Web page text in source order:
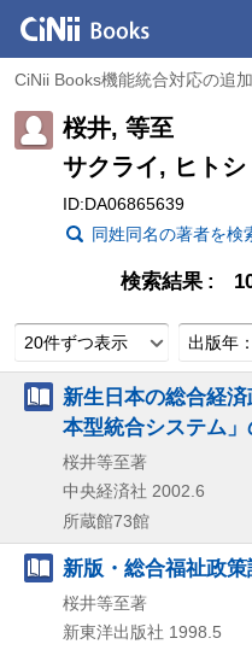
CiNii Books機能統合対応の追
桜井, 等至
サクライ, ヒトシ
ID:DA06865639
同姓同名の著者を検
検索結果
20件ずつ表示 出版年
新生日本の総合経
本型統合システム」
桜井等至著
中央経済社 2002.6
所蔵館73館
新版・総合福祉政
桜井等至著
新東洋出版社 1998.5